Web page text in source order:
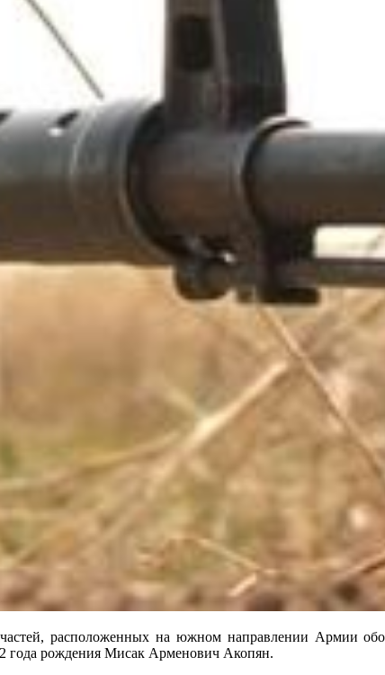
расположенных на южном направлении Армии
года рождения Мисак Арменович Акопян.